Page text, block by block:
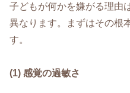
子どもが何かを嫌がる理由
異なります。まずはその根
す。
(1) 感覚の過敏さ